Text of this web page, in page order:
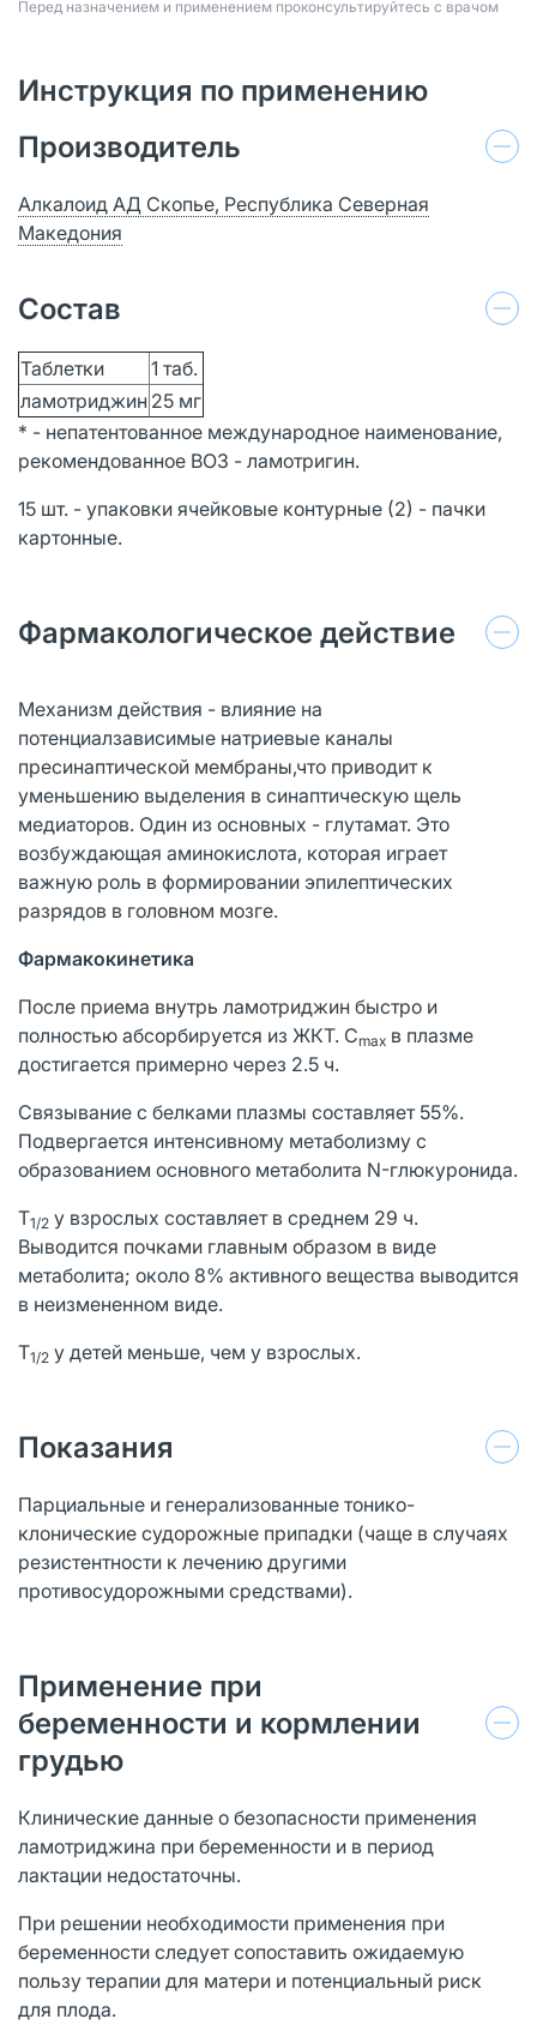
Перед назначением и применением проконсультируйтесь с врачом
Инструкция по применению
Производитель
Алкалоид АД Скопье, Республика Северная
Македония
Состав
Таблетки
1 таб.
ламотриджин 25 мг
* - непатентованное международное наименование,
рекомендованное ВОЗ - ламотригин.
15 шт. - упаковки ячейковые контурные (2) - пачки
картонные.
Фармакологическое действие
Механизм действия - влияние на
потенциалзависимые натриевые каналы
пресинаптической мембраны,что приводит к
уменьшению выделения в синаптическую щель
медиаторов. Один из основных - глутамат. Это
возбуждающая аминокислота, которая играет
важную роль в формировании эпилептических
разрядов в головном мозге.
Фармакокинетика
После приема внутрь ламотриджин быстро и
полностью абсорбируется из ЖКТ. Cmax в плазме
достигается примерно через 2.5 ч.
Связывание с белками плазмы составляет 55%.
Подвергается интенсивному метаболизму с
образованием основного метаболита N-глюкуронида.
T1/2 у взрослых составляет в среднем 29 ч.
Выводится почками главным образом в виде
метаболита; около 8% активного вещества выводится
в неизмененном виде.
T1/2 у детей меньше, чем у взрослых.
Показания
Парциальные и генерализованные тонико-
клонические судорожные припадки (чаще в случаях
резистентности к лечению другими
противосудорожными средствами).
Применение при
беременности и кормлении
грудью
Клинические данные о безопасности применения
ламотриджина при беременности и в период
лактации недостаточны.
При решении необходимости применения при
беременности следует сопоставить ожидаемую
пользу терапии для матери и потенциальный риск
для плода.